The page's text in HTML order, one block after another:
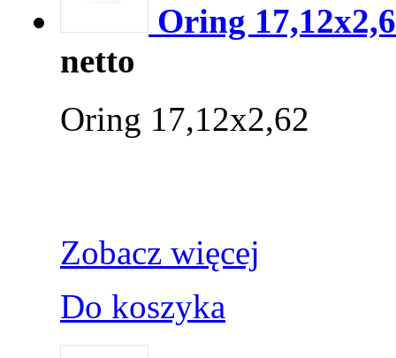
Oring
netto
Oring 17,12x2,62
Zobacz więcej
Do koszyka